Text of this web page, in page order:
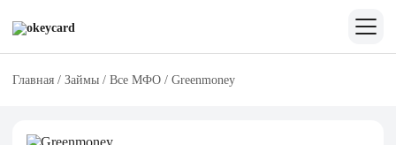
Главная / Займы / Все МФО / Greenmoney